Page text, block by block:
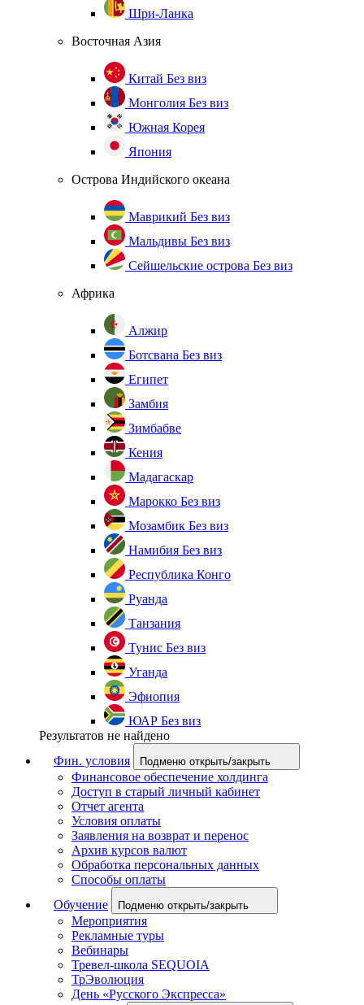
Шри-Ланка
Восточная Азия
Китай Без виз
Монголия Без виз
Южная Корея
Япония
Острова Индийского океана
Маврикий Без виз
Мальдивы Без виз
Сейшельские острова Без виз
Африка
Алжир
Ботсвана Без виз
Египет
Замбия
Зимбабве
Кения
Мадагаскар
Марокко Без виз
Мозамбик Без виз
Намибия Без виз
Республика Конго
Руанда
Танзания
Тунис Без виз
Уганда
Эфиопия
ЮАР Без виз
Результатов не найдено
Фин. условия
Подменю открыть/закрыть
Финансовое обеспечение холдинга
Доступ в старый личный кабинет
Отчет агента
Условия оплаты
Заявления на возврат и перенос
Архив курсов валют
Обработка персональных данных
Способы оплаты
Обучение
Подменю открыть/закрыть
Мероприятия
Рекламные туры
Вебинары
Тревел-школа SEQUOIA
ТрЭволюция
День «Русского Экспресса»